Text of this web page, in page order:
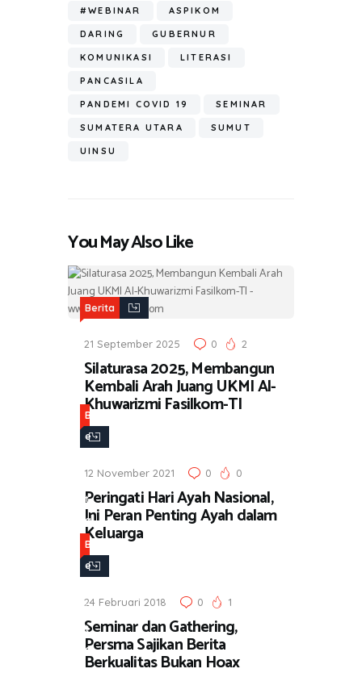
#WEBINAR ASPIKOM
DARING GUBERNUR
KOMUNIKASI LITERASI
PANCASILA
PANDEMI COVID 19 SEMINAR
SUMATERA UTARA SUMUT
UINSU
You May Also Like
Berita
21 September 2025 0 2
Silaturasa 2025, Membangun
Kembali Arah Juang UKMI Al-
Khuwarizmi Fasilkom-TI
B
e
i
t
a
12 November 2021 0 0
Peringati Hari Ayah Nasional,
Ini Peran Penting Ayah dalam
Keluarga
B
e
i
t
a
24 Februari 2018 0 1
Seminar dan Gathering,
Persma Sajikan Berita
Berkualitas Bukan Hoax